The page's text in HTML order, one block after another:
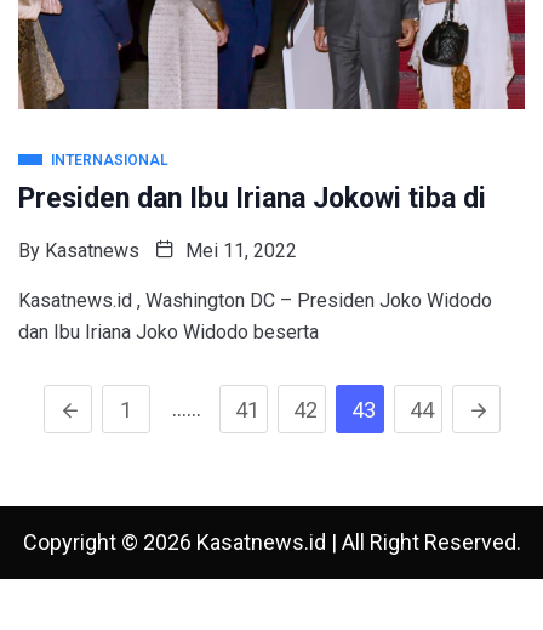
INTERNASIONAL
Presiden dan Ibu Iriana Jokowi tiba di
By Kasatnews Mei 11, 2022
Kasatnews.id , Washington DC – Presiden Joko Widodo
dan Ibu Iriana Joko Widodo beserta
1 …… 41 42 43 44
Copyright © 2026 Kasatnews.id | All Right Reserved.